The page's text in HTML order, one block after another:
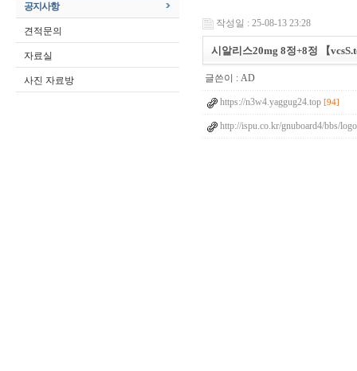
공지사항
견적문의
자료실
사진 자료방
작성일 : 25-08-13 23:28
시알리스20mg 8정+8정 【
글쓴이 : AD
https://n3w4.yaggug24.top [94]
http://ispu.co.kr/gnuboard4/bbs/